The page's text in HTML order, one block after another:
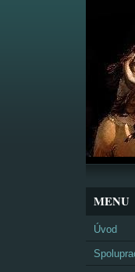
MENU
Úvod